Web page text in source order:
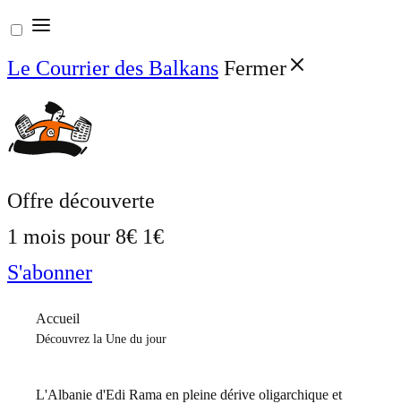
Aller
au
contenu
Le Courrier des Balkans Fermer
Offre découverte
1 mois pour 8€ 1€
S'abonner
Accueil
Découvrez la Une du jour
L'Albanie d'Edi Rama en pleine dérive oligarchique et